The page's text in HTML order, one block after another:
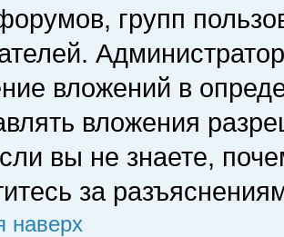
групп
вложений в
вложения
вы не знаете,
за
наверх